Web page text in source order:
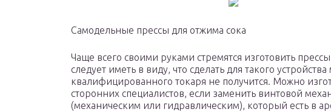
Самодельные прессы для отжима сока
Чаще всего своими руками стремятся изготовить
следует иметь в виду, что сделать для такого
квалифицированного токаря не получится. Можно
сторонних специалистов, если заменить винтовой
(механическим или гидравлическим), который есть в